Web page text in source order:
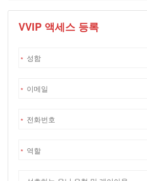
VVIP 액세스 등록
*
*
*
*